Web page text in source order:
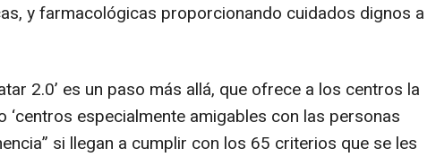
y farmacológicas proporcionando cuidados dignos a
2.0’ es un paso más allá, que ofrece a los centros la
‘centros especialmente amigables con las personas
si llegan a cumplir con los 65 criterios que se les